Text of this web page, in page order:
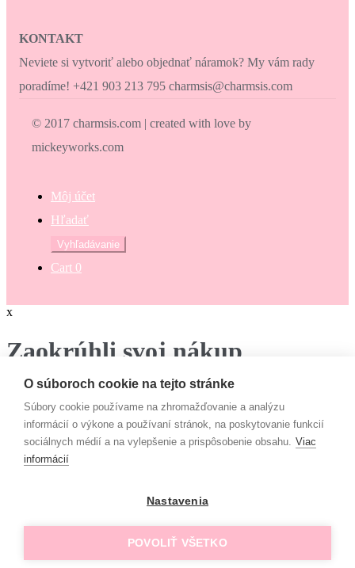
KONTAKT
Neviete si vytvoriť alebo objednať náramok? My vám rady
poradíme! +421 903 213 795 charmsis@charmsis.com
© 2017 charmsis.com | created with love by
mickeyworks.com
Môj účet
Hľadať
Hľadať:
Vyhľadávanie
Cart 0
x
Zaokrúhli svoj nákup
Zaokrúhli svoj nákup a prispej na dobrú vec. Občianske združenie
Mamy v pohybe pomáha osamelým mamám, ktoré nemajú to šťastie
– mať pri sebe manžela, partnera či blízku rodinu, ktorí by im vedeli
pomôcť. Či už finančne alebo inak. “Lebo každá mama by mala
mať šancu- dať svojim deťom tie najlepšie podmienky na život!”
Rada prispejem :-)
Možno nabudúce !
O súboroch cookie na tejto stránke
Súbory cookie používame na zhromažďovanie a analýzu
informácií o výkone a používaní stránok, na poskytovanie funkcií
sociálnych médií a na vylepšenie a prispôsobenie obsahu. Viac
informácií
Nastavenia
POVOLIŤ VŠETKO